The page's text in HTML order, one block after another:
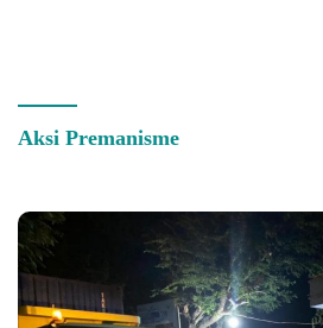
Aksi Premanisme